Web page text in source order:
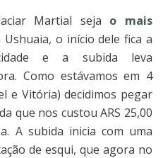
Martial seja o mais
o início dele fica a
e a subida leva
Como estávamos em 4
e Vitória) decidimos pegar
que nos custou ARS 25,00
A subida inicia com uma
de esqui, que agora no